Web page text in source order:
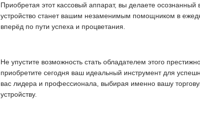
Приобретая этот кассовый аппарат, вы делаете осознанный
устройство станет вашим незаменимым помощником в
вперёд по пути успеха и процветания.
Не упустите возможность стать обладателем этого
приобретите сегодня ваш идеальный инструмент для
вас лидера и профессионала, выбирая именно вашу
устройству.